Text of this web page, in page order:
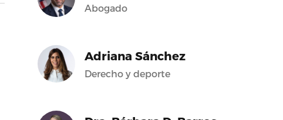
Abogado
Adriana Sánchez
Derecho y deporte